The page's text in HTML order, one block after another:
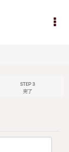
STEP 3
完了